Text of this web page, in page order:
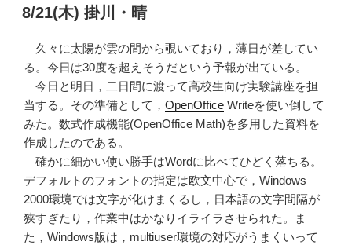
ON
8/21(木) 掛川・晴
久々に太陽が雲の間から覗いており，薄日が差してい
る。今日は30度を超えそうだという予報が出ている。
今日と明日，二日間に渡って高校生向け実験講座を担
当する。その準備として， OpenOffice Writeを使い倒して
みた。数式作成機能(OpenOffice Math)を多用した資料を
作成したのである。
確かに細かい使い勝手はWordに比べてひどく落ちる。
デフォルトのフォントの指定は欧文中心で，Windows
2000環境では文字が化けまくるし，日本語の文字間隔が
狭すぎたり，作業中はかなりイライラさせられた。ま
た，Windows版は，multiuser環境の対応がうまくいって